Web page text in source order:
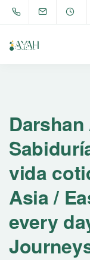
vida
Asia /
every